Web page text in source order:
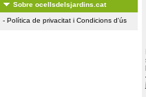
Sobre ocellsdelsjardins.cat
- Política de privacitat i Condicions d'ús